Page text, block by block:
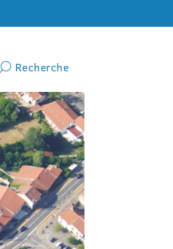
Recherche